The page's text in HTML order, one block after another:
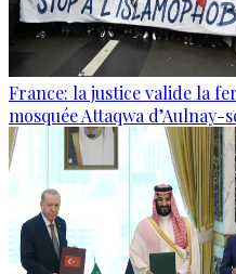
France: la justice valide la
mosquée Attaqwa d’Aulnay-